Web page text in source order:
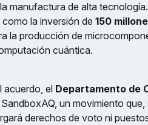
manufactura de alta
la inversión de 150
la producción de
cuántica.
acuerdo, el Departamento de
un movimiento
derechos de voto ni